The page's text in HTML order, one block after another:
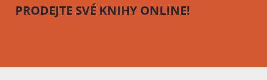
PRODEJTE SVÉ KNIHY ONLINE!